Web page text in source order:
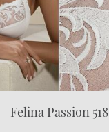
Felina Passion 518